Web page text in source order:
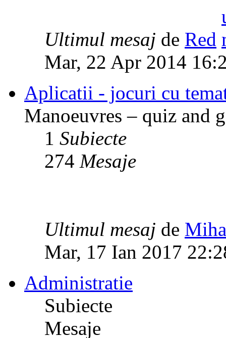
Ultimul mesaj de Red
Mar, 22 Apr 2014
Aplicatii - jocuri cu
Manoeuvres – quiz and
1 Subiecte
274 Mesaje
Ultimul mesaj de
Mar, 17 Ian 2017
Administratie
Subiecte
Mesaje